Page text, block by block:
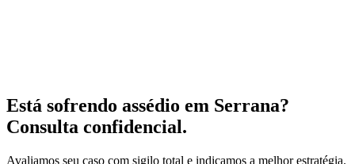
Está sofrendo assédio em Serrana?
Consulta confidencial.
Avaliamos seu caso com sigilo total e indicamos a melhor estratégia.